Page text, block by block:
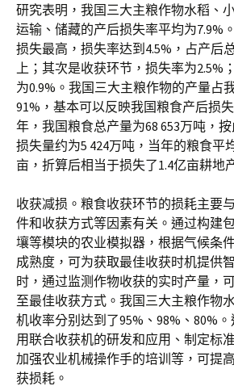
研究表明，我国三大主粮作物水稻、
运输、储藏的产后损失率平均为7.9%
损失最高，损失率达到4.5%，占产后
上；其次是收获环节，损失率为2.5%
为0.9%。我国三大主粮作物的产量占
91%，基本可以反映我国粮食产后损
年，我国粮食总产量为68 653万吨，
损失量约为5 424万吨，当年的粮食平
亩，折算后相当于损失了1.4亿亩耕地
收获减损。粮食收获环节的损耗主要
件和收获方式等因素有关。通过构建
壤等模块的农业模拟器，根据气候条
成熟度，可为获取最佳收获时机提供
时，通过监测作物收获的实时产量，
至最佳收获方式。我国三大主粮作物
机收率分别达到了95%、98%、80%
用联合收获机的研发和应用、制定标
加强农业机械操作手的培训等，可提
获损耗。